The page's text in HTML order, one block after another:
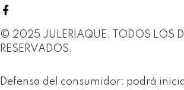
© 2025 JULERIAQUE. TODOS LOS
RESERVADOS.
Defensa del consumidor: podrá